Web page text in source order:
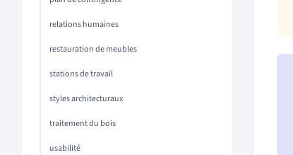
relations humaines
restauration de meubles
stations de travail
styles architecturaux
traitement du bois
usabilité